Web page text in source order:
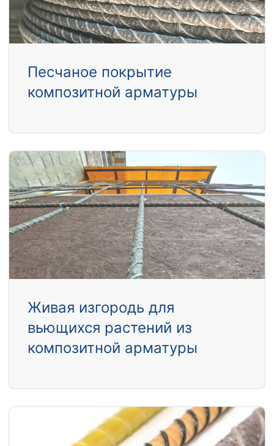
Песчаное покрытие
композитной арматуры
Живая изгородь для
вьющихся растений из
композитной арматуры